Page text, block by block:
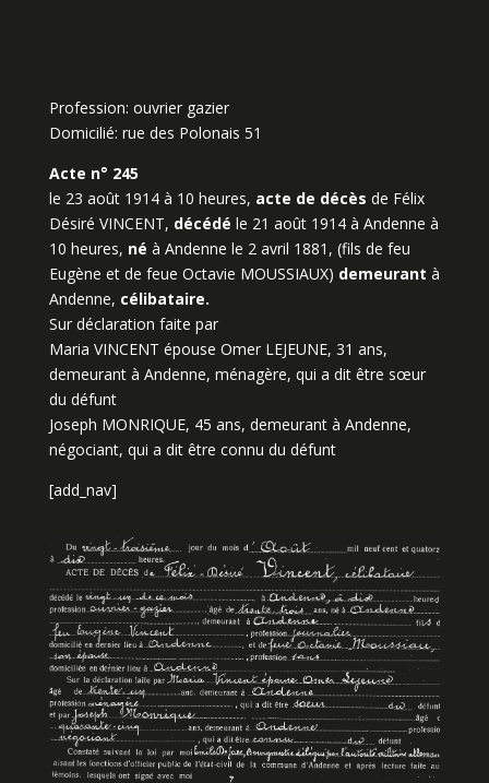
Profession: ouvrier gazier
Domicilié: rue des Polonais 51
Acte n° 245
le 23 août 1914 à 10 heures, acte de décès de Félix
Désiré VINCENT, décédé le 21 août 1914 à Andenne à
10 heures, né à Andenne le 2 avril 1881, (fils de feu
Eugène et de feue Octavie MOUSSIAUX) demeurant à
Andenne, célibataire.
Sur déclaration faite par
Maria VINCENT épouse Omer LEJEUNE, 31 ans,
demeurant à Andenne, ménagère, qui a dit être sœur
du défunt
Joseph MONRIQUE, 45 ans, demeurant à Andenne,
négociant, qui a dit être connu du défunt
[add_nav]